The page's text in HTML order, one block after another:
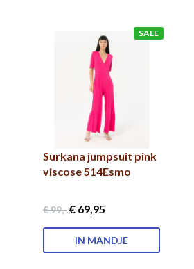
SALE
Surkana jumpsuit pink
viscose 514Esmo
€ 99,-€ 69,95
IN MANDJE